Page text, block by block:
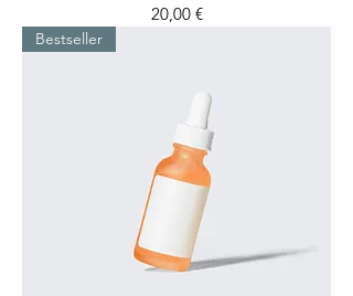
Preis
20,00 €
Bestseller